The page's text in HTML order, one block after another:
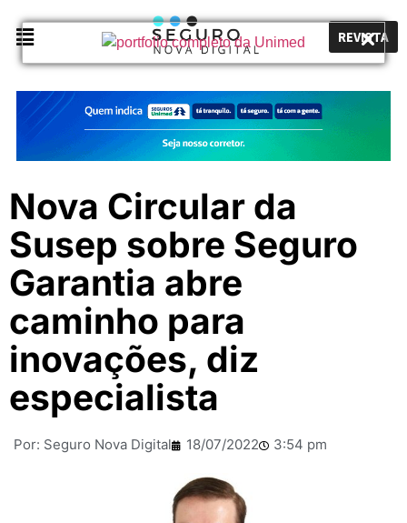
REVISTA
Nova Circular da
Susep sobre Seguro
Garantia abre
caminho para
inovações, diz
especialista
Por: Seguro Nova Digital 18/07/2022 3:54 pm